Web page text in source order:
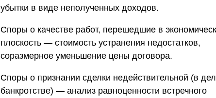
убытки в виде неполученных доходов.
Споры о качестве работ, перешедшие в
плоскость — стоимость устранения недостатков,
соразмерное уменьшение цены договора.
Споры о признании сделки недействительной (в
банкротстве) — анализ равноценности встречного